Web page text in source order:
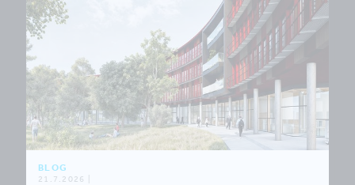
BLOG
21.7.2026 |